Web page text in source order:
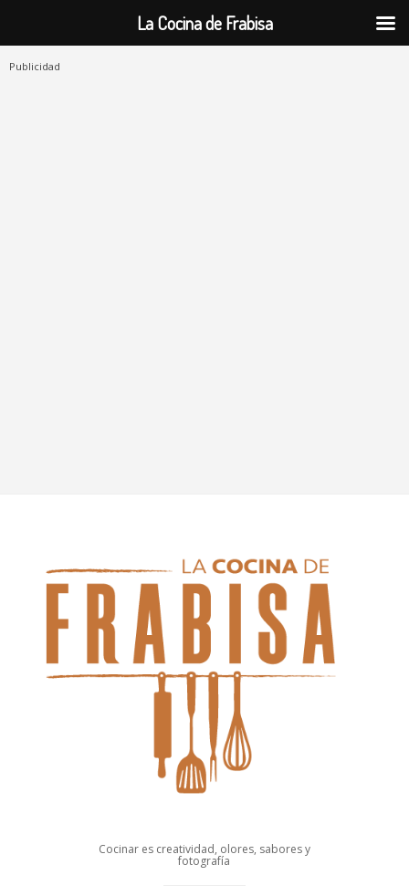
Publicidad
Cocinar es creatividad, olores, sabores y
fotografía
La Cocina de Frabisa